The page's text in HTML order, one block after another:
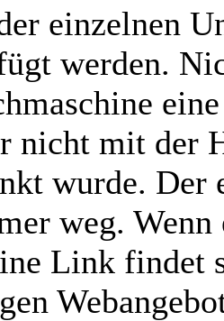
einzelnen
werden.
nicht mit der
wurde. Der
weg. Wenn
Link findet